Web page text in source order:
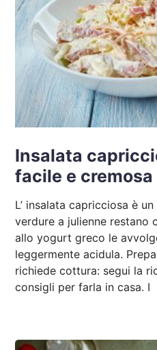
Insalata
facile e cremosa
L’ insalata capricciosa è
verdure a julienne restano
allo yogurt greco le
leggermente acidula.
richiede cottura: segui la
consigli per farla in casa. I